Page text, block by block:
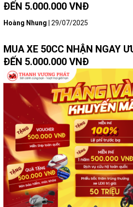
ĐẾN 5.000.000 VNĐ
Hoàng Nhung 29/07/2025
MUA XE 50CC NHẬN NGAY
ĐẾN 5.000.000 VNĐ